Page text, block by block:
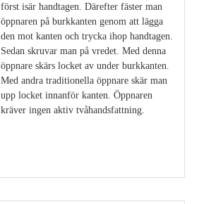
först isär handtagen. Därefter fäster man
öppnaren på burkkanten genom att lägga
den mot kanten och trycka ihop handtagen.
Sedan skruvar man på vredet. Med denna
öppnare skärs locket av under burkkanten.
Med andra traditionella öppnare skär man
upp locket innanför kanten. Öppnaren
kräver ingen aktiv tvåhandsfattning.